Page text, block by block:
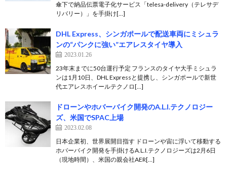
傘下で納品伝票電子化サービス「telesa-delivery（テレサデ
リバリー）」を手掛け[…]
DHL Express、シンガポールで配送車両にミシュラ
ンの“パンクに強い”エアレスタイヤ導入
2023.01.26
23年末までに50台運行予定 フランスのタイヤ大手ミシュラ
ンは1月10日、DHL Expressと提携し、シンガポールで新世
代エアレスホイールテクノロ[…]
ドローンやホバーバイク開発のA.L.I.テクノロジー
ズ、米国でSPAC上場
2023.02.08
日本企業初、世界展開目指す ドローンや宙に浮いて移動する
ホバーバイク開発を手掛けるA.L.I.テクノロジーズは2月6日
（現地時間）、米国の親会社AER[…]